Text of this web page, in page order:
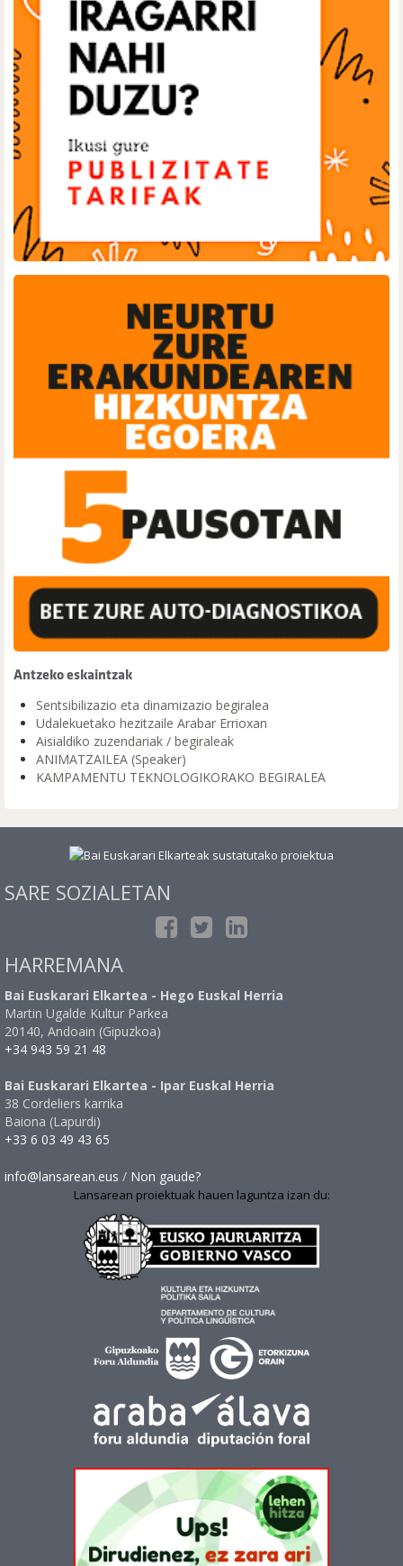
Antzeko eskaintzak
Sentsibilizazio eta dinamizazio begiralea
Udalekuetako hezitzaile Arabar Errioxan
Aisialdiko zuzendariak / begiraleak
ANIMATZAILEA (Speaker)
KAMPAMENTU TEKNOLOGIKORAKO BEGIRALEA
SARE SOZIALETAN
HARREMANA
Bai Euskarari Elkartea - Hego Euskal Herria
Martin Ugalde Kultur Parkea
20140, Andoain (Gipuzkoa)
+34 943 59 21 48
Bai Euskarari Elkartea - Ipar Euskal Herria
38 Cordeliers karrika
Baiona (Lapurdi)
+33 6 03 49 43 65
info@lansarean.eus / Non gaude?
Lansarean proiektuak hauen laguntza izan du: